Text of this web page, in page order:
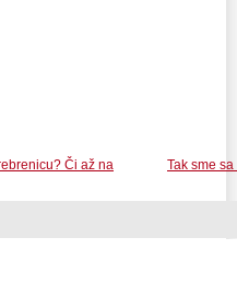
Tak sme
Či až na